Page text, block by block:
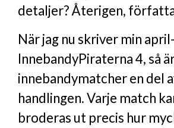
detaljer? Återigen,
När jag nu skriver min
InnebandyPiraterna 4, så
innebandymatcher en del
handlingen. Varje match
broderas ut precis hur